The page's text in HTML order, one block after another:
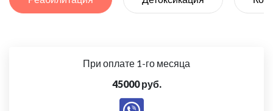
При оплате 1-го месяца
45000 руб.